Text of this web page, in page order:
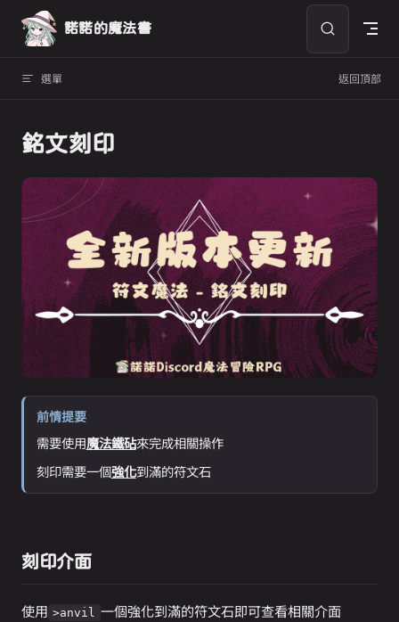
Skip to content諾諾的魔法書
選單 返回頂部
銘文刻印
前情提要
需要使用魔法鐵砧來完成相關操作
刻印需要一個強化到滿的符文石
刻印介面
使用 >anvil 一個強化到滿的符文石即可查看相關介面